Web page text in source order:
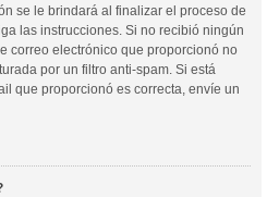
se le brindará al finalizar el proceso de
las instrucciones. Si no recibió ningún
correo electrónico que proporcionó no
por un filtro anti-spam. Si está
que proporcionó es correcta, envíe un